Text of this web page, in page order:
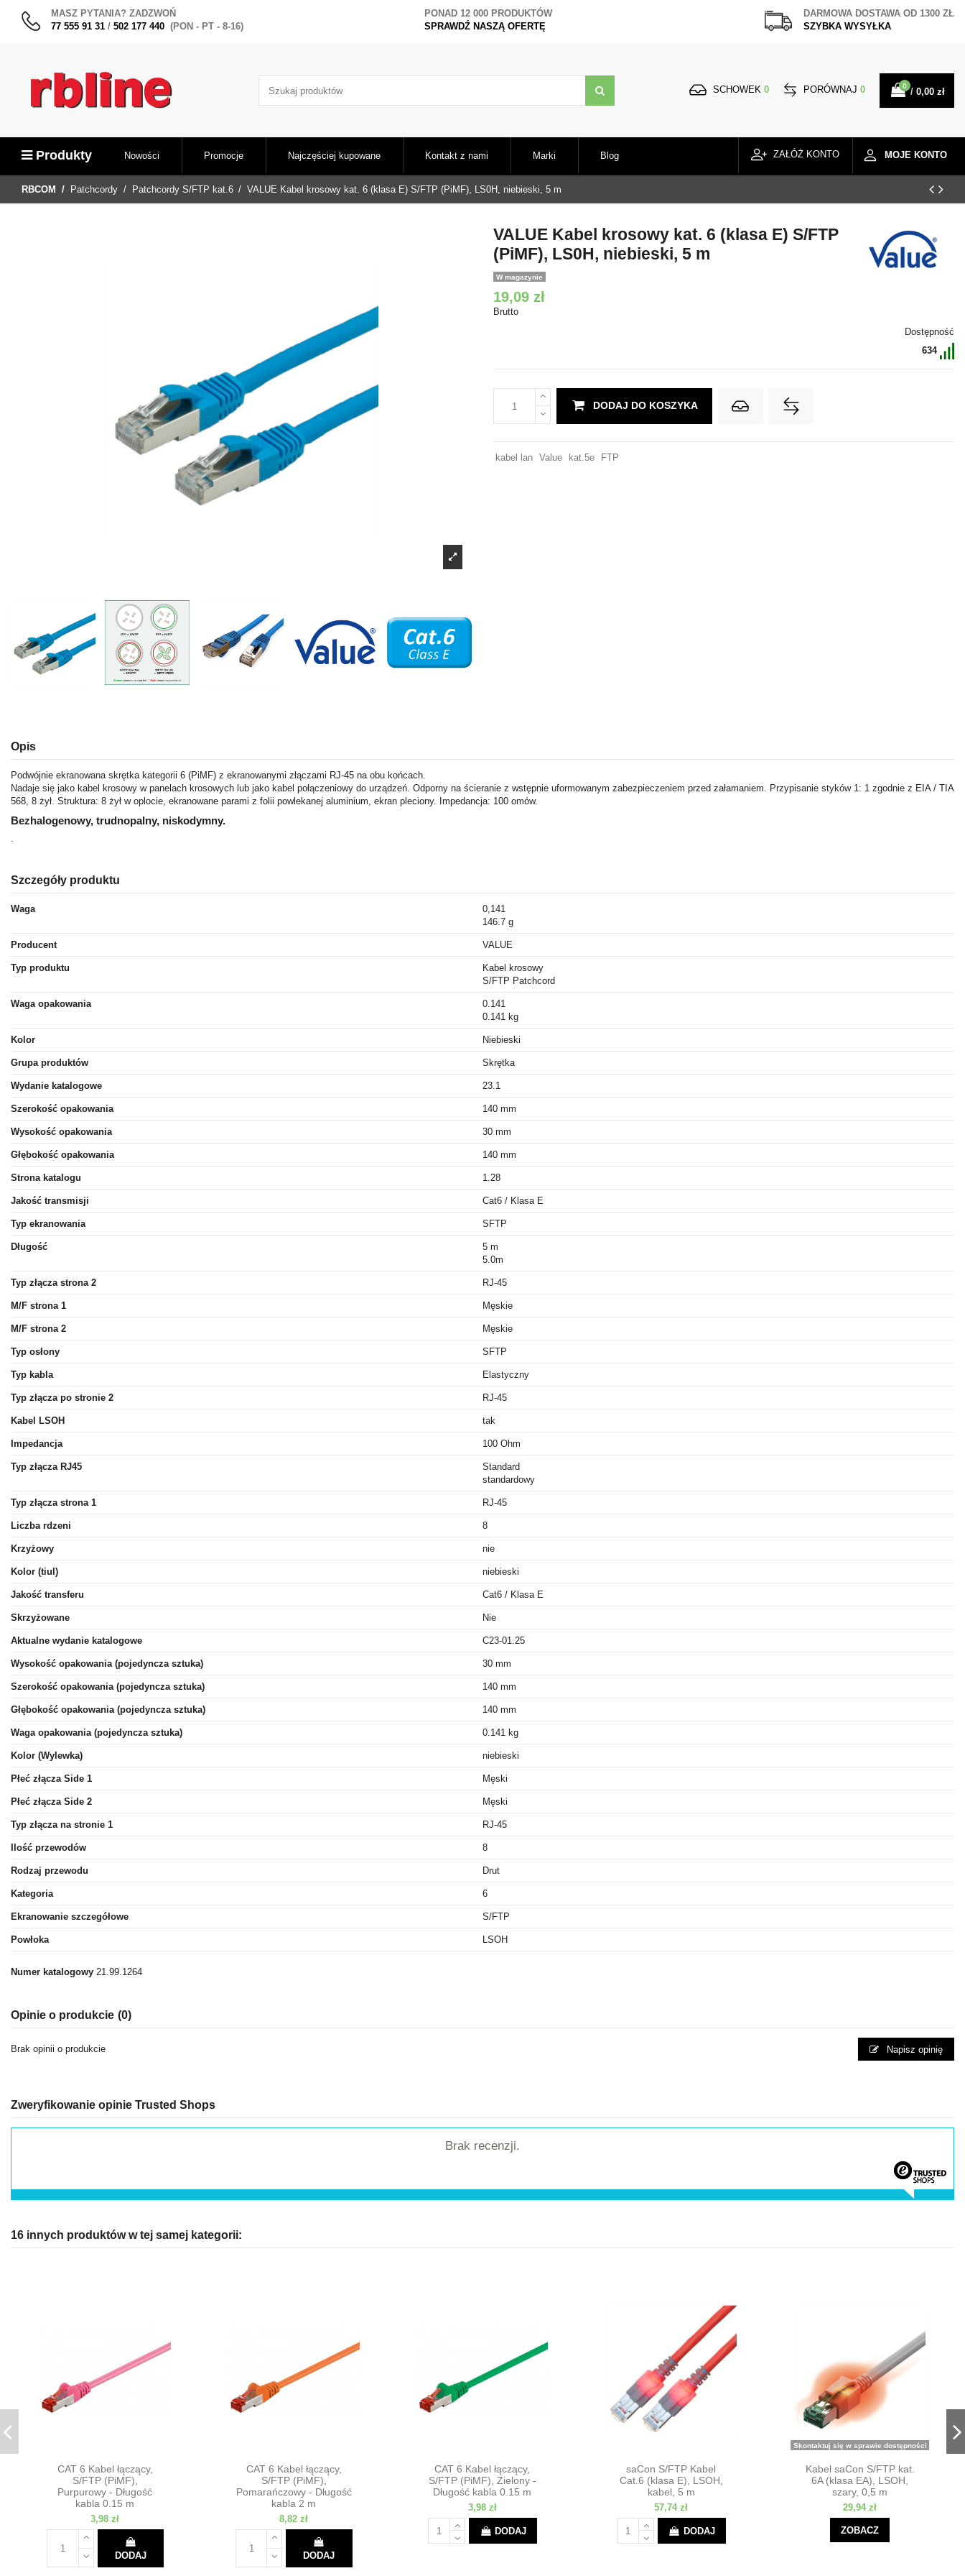
MASZ PYTANIA? ZADZWOŃ
77 555 91 31 / 502 177 440 (PON - PT - 8-16)
PONAD 12 000 PRODUKTÓW
SPRAWDŹ NASZĄ OFERTĘ
DARMOWA DOSTAWA OD 1300 ZŁ
SZYBKA WYSYŁKA
SCHOWEK 0 PORÓWNAJ 0 0
/ 0,00 zł
Produkty Nowości Promocje Najczęściej kupowane Kontakt z nami Marki Blog MOJE KONTO
ZAŁÓŻ KONTO
RBCOM Patchcordy Patchcordy S/FTP kat.6 VALUE Kabel krosowy kat. 6 (klasa E) S/FTP (PiMF), LS0H, niebieski, 5 m
VALUE Kabel krosowy kat. 6 (klasa E) S/FTP
(PiMF), LS0H, niebieski, 5 m
W magazynie
19,09 zł
Brutto
Dostępność
634
DODAJ DO KOSZYKA
kabel lan Value kat.5e FTP
Opis
Podwójnie ekranowana skrętka kategorii 6 (PiMF) z ekranowanymi złączami RJ-45 na obu końcach.
Nadaje się jako kabel krosowy w panelach krosowych lub jako kabel połączeniowy do urządzeń. Odporny na ścieranie z wstępnie uformowanym zabezpieczeniem przed załamaniem. Przypisanie styków 1: 1 zgodnie z EIA / TIA
568, 8 żył. Struktura: 8 żył w oplocie, ekranowane parami z folii powlekanej aluminium, ekran pleciony. Impedancja: 100 omów.
Bezhalogenowy, trudnopalny, niskodymny.
Szczegóły produktu
Waga
0,141
146.7 g
Producent VALUE
Typ produktu
Kabel krosowy
S/FTP Patchcord
Waga opakowania
0.141
0.141 kg
Kolor Niebieski
Grupa produktów Skrętka
Wydanie katalogowe 23.1
Szerokość opakowania 140 mm
Wysokość opakowania 30 mm
Głębokość opakowania 140 mm
Strona katalogu 1.28
Jakość transmisji Cat6 / Klasa E
Typ ekranowania SFTP
Długość
5 m
5.0m
Typ złącza strona 2 RJ-45
M/F strona 1 Męskie
M/F strona 2 Męskie
Typ osłony SFTP
Typ kabla Elastyczny
Typ złącza po stronie 2 RJ-45
Kabel LSOH tak
Impedancja 100 Ohm
Typ złącza RJ45
Standard
standardowy
Typ złącza strona 1 RJ-45
Liczba rdzeni 8
Krzyżowy nie
Kolor (tiul) niebieski
Jakość transferu Cat6 / Klasa E
Skrzyżowane Nie
Aktualne wydanie katalogowe C23-01.25
Wysokość opakowania (pojedyncza sztuka) 30 mm
Szerokość opakowania (pojedyncza sztuka) 140 mm
Głębokość opakowania (pojedyncza sztuka) 140 mm
Waga opakowania (pojedyncza sztuka) 0.141 kg
Kolor (Wylewka) niebieski
Płeć złącza Side 1 Męski
Płeć złącza Side 2 Męski
Typ złącza na stronie 1 RJ-45
Ilość przewodów 8
Rodzaj przewodu Drut
Kategoria 6
Ekranowanie szczegółowe S/FTP
Powłoka LSOH
Numer katalogowy 21.99.1264
Opinie o produkcie (0)
Brak opinii o produkcie Napisz opinię
Zweryfikowanie opinie Trusted Shops
Brak recenzji.
16 innych produktów w tej samej kategorii:
CAT 6 Kabel łączący,
S/FTP (PiMF),
Purpurowy - Długość
kabla 0.15 m
3,98 zł
DODAJ
CAT 6 Kabel łączący,
S/FTP (PiMF),
Pomarańczowy - Długość
kabla 2 m
8,82 zł
DODAJ
CAT 6 Kabel łączący,
S/FTP (PiMF), Zielony -
Długość kabla 0.15 m
3,98 zł
DODAJ
saCon S/FTP Kabel
Cat.6 (klasa E), LSOH,
kabel, 5 m
57,74 zł
DODAJ
Skontaktuj się w sprawie dostępności
Kabel saCon S/FTP kat.
6A (klasa EA), LSOH,
szary, 0,5 m
29,94 zł
ZOBACZ